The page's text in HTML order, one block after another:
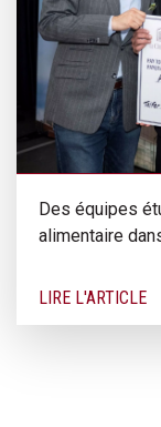
Des équipes
alimentaire
LIRE L'ARTICLE